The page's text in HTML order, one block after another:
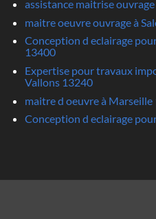
assistance maitrise
maitre oeuvre ouvrage à
Conception d eclairage
13400
Expertise pour travaux
Vallons 13240
maitre d oeuvre à Marseille
Conception d eclairage